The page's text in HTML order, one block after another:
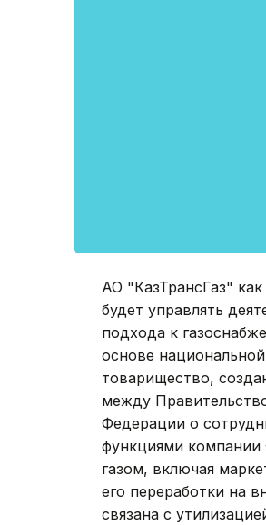
АО "КазТрансГаз"
будет управлять
подхода к
основе
товарищество,
между
Федерации о
функциями компании
газом, включая
его переработки на
связана с